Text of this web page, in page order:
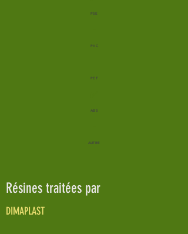
PSE
PVC
PET
ABS
AUTRE
Résines traitées par
DIMAPLAST